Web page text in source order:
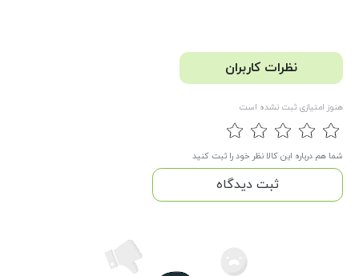
نظرات کاربران
هنوز امتیازی ثبت نشده است
شما هم درباره این کالا نظر خود را ثبت کنید
ثبت دیدگاه